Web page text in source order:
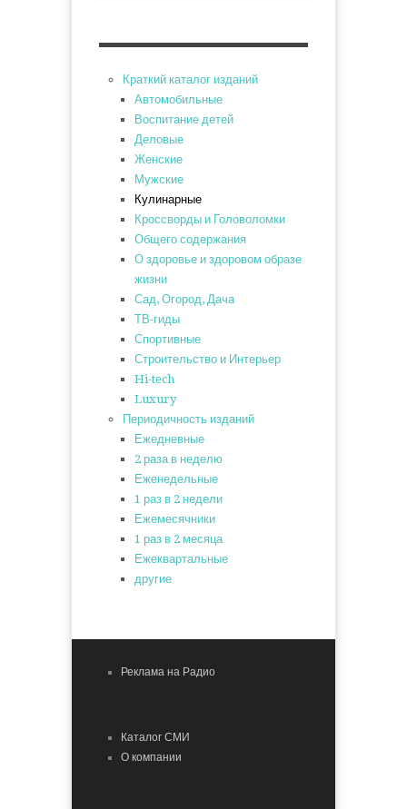
Краткий каталог изданий
Автомобильные
Воспитание детей
Деловые
Женские
Мужские
Кулинарные
Кроссворды и Головоломки
Общего содержания
О здоровье и здоровом образе
жизни
Сад, Огород, Дача
ТВ-гиды
Спортивные
Строительство и Интерьер
Hi-tech
Luxury
Периодичность изданий
Ежедневные
2 раза в неделю
Еженедельные
1 раз в 2 недели
Ежемесячники
1 раз в 2 месяца
Ежеквартальные
другие
Реклама на Радио
Каталог СМИ
О компании